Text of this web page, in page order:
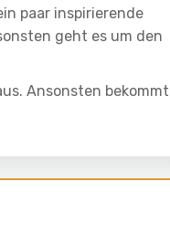
paar inspirierende
geht es um den
Ansonsten bekommt